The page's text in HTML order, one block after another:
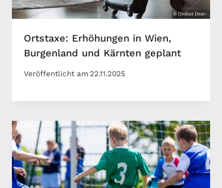
Ortstaxe: Erhöhungen in Wien,
Burgenland und Kärnten geplant
Veröffentlicht am 22.11.2025